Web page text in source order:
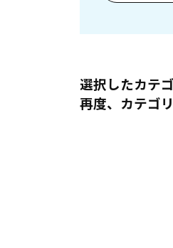
選択したカテ
再度、カテゴ